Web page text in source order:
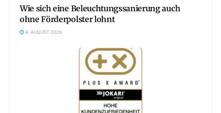
Wie sich eine Beleuchtungssanierung auch
ohne Förderpolster lohnt
4. AUGUST 2026